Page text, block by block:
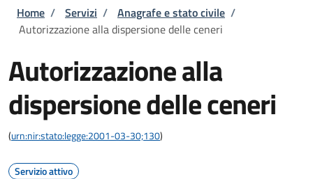
Briciole di pane
Home / Servizi / Anagrafe e stato civile /
Autorizzazione alla dispersione delle ceneri
Autorizzazione alla
dispersione delle ceneri
(urn:nir:stato:legge:2001-03-30;130)
Servizio attivo